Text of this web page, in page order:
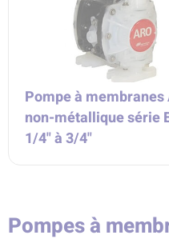
Pompe à membranes
non-métallique série
1/4" à 3/4"
Pompes à